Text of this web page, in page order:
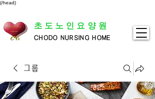
(/head)
초도노인요양원
CHODO NURSING HOME
그룹